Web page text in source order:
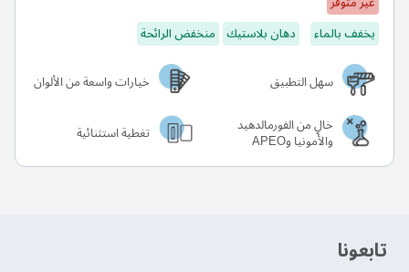
يخفف بالماء
دهان بلاستيك منخفض الرائحة
سهل التطبيق
خيارات واسعة من الألوان
خالٍ من الفورمالدهيد
والأمونيا وAPEO تغطية استثنائية
‫تابعونا‬